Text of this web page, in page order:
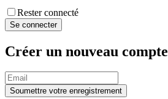
Rester connecté
Créer un nouveau compte